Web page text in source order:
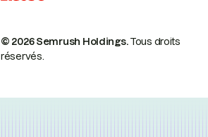
© 2026 Semrush Holdings.Tous droits
réservés.